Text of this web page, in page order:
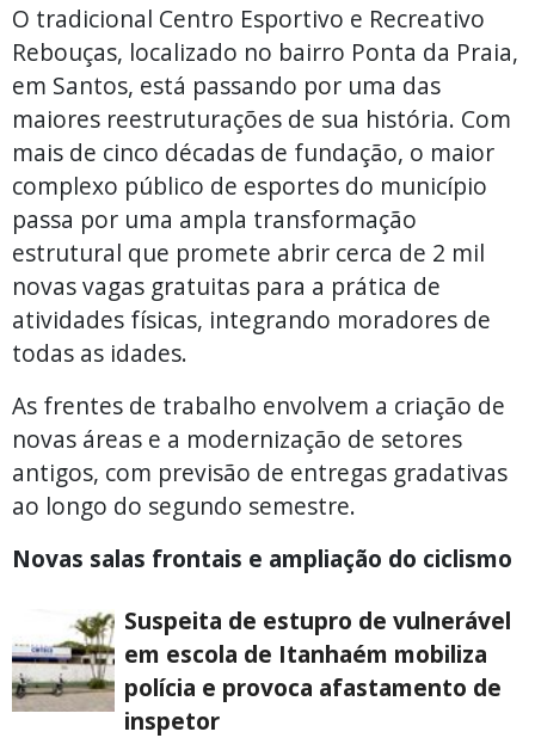
O tradicional Centro Esportivo e Recreativo
Rebouças, localizado no bairro Ponta da Praia,
em Santos, está passando por uma das
maiores reestruturações de sua história. Com
mais de cinco décadas de fundação, o maior
complexo público de esportes do município
passa por uma ampla transformação
estrutural que promete abrir cerca de 2 mil
novas vagas gratuitas para a prática de
atividades físicas, integrando moradores de
todas as idades.
As frentes de trabalho envolvem a criação de
novas áreas e a modernização de setores
antigos, com previsão de entregas gradativas
ao longo do segundo semestre.
Novas salas frontais e ampliação do ciclismo
Suspeita de estupro de vulnerável
em escola de Itanhaém mobiliza
polícia e provoca afastamento de
inspetor